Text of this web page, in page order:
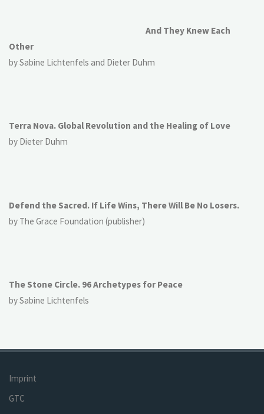
And They Knew Each
Other
by Sabine Lichtenfels and Dieter Duhm
Terra Nova. Global Revolution and the Healing of Love
by Dieter Duhm
Defend the Sacred. If Life Wins, There Will Be No Losers.
by The Grace Foundation (publisher)
The Stone Circle. 96 Archetypes for Peace
by Sabine Lichtenfels
Imprint
GTC